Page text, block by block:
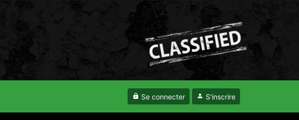
Se connecter S'inscrire